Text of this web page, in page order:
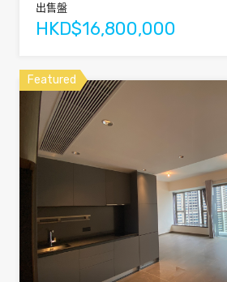
出售盤
HKD$16,800,000
Featured